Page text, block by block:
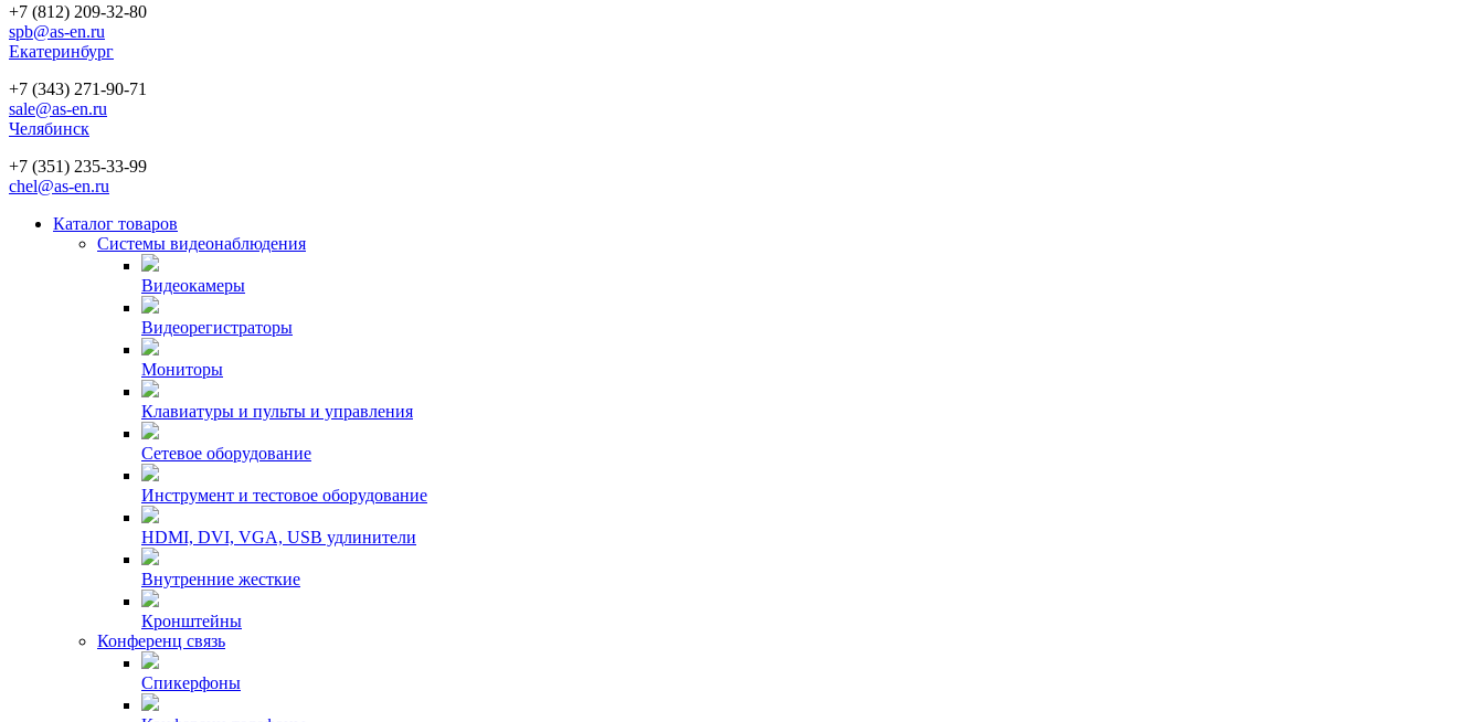
+7 (812) 209-32-80
spb@as-en.ru
Екатеринбург
+7 (343) 271-90-71
sale@as-en.ru
Челябинск
+7 (351) 235-33-99
chel@as-en.ru
Каталог товаров
Системы видеонаблюдения
Видеокамеры
Видеорегистраторы
Мониторы
Клавиатуры и пульты и управления
Сетевое оборудование
Инструмент и тестовое оборудование
HDMI, DVI, VGA, USB удлинители
Внутренние жесткие
Кронштейны
Конференц связь
Спикерфоны